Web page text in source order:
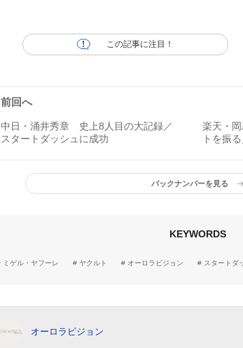
この記事に注目！
前回へ
中日・涌井秀章 史上8人目の大記録／
スタートダッシュに成功
楽天・
トを振
バックナンバーを見る
KEYWORDS
ミゲル・ヤフーレ ヤクルト オーロラビジョン スタートダ
オーロラビジョン